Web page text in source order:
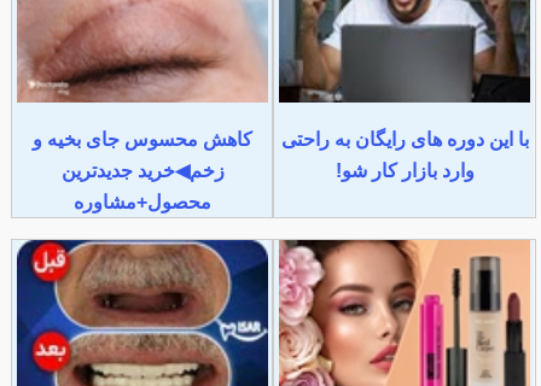
با این دوره های رایگان به راحتی
وارد بازار کار شو!
کاهش محسوس جای بخیه و
زخم◀خرید جدیدترین
محصول+مشاوره